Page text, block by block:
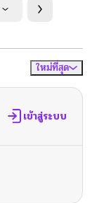
ใหม่ที่สุด
เข้าสู่ระบบ